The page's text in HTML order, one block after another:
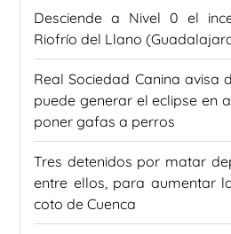
Desciende a Nivel 0 el
Riofrío del Llano
Real Sociedad Canina avisa
puede generar el eclipse en
poner gafas a perros
Tres detenidos por matar
entre ellos, para aumentar
coto de Cuenca